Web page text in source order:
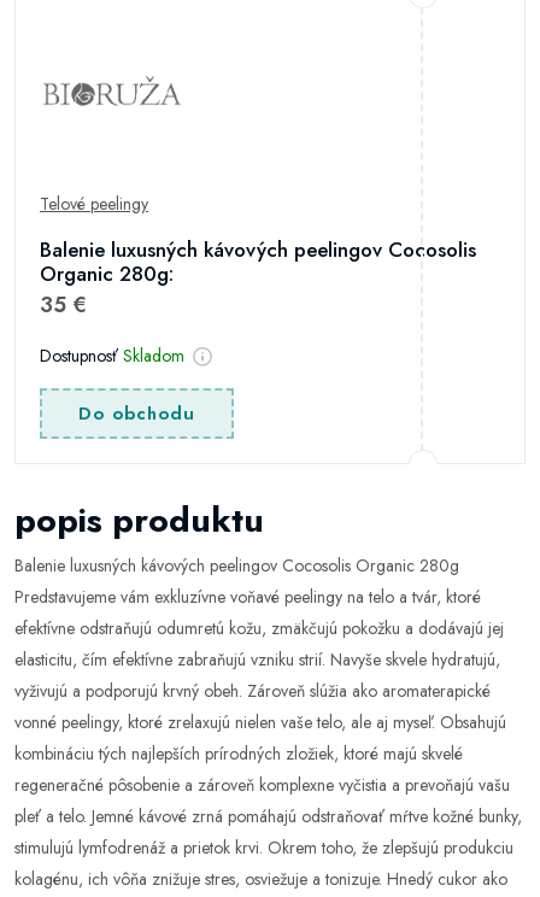
Telové peelingy
Balenie luxusných kávových peelingov Cocosolis
Organic 280g:
35 €
Dostupnosť Skladom
Do obchodu
popis produktu
Balenie luxusných kávových peelingov Cocosolis Organic 280g
Predstavujeme vám exkluzívne voňavé peelingy na telo a tvár, ktoré
efektívne odstraňujú odumretú kožu, zmäkčujú pokožku a dodávajú jej
elasticitu, čím efektívne zabraňujú vzniku strií. Navyše skvele hydratujú,
vyživujú a podporujú krvný obeh. Zároveň slúžia ako aromaterapické
vonné peelingy, ktoré zrelaxujú nielen vaše telo, ale aj myseľ. Obsahujú
kombináciu tých najlepších prírodných zložiek, ktoré majú skvelé
regeneračné pôsobenie a zároveň komplexne vyčistia a prevoňajú vašu
pleť a telo. Jemné kávové zrná pomáhajú odstraňovať mŕtve kožné bunky,
stimulujú lymfodrenáž a prietok krvi. Okrem toho, že zlepšujú produkciu
kolagénu, ich vôňa znižuje stres, osviežuje a tonizuje. Hnedý cukor ako